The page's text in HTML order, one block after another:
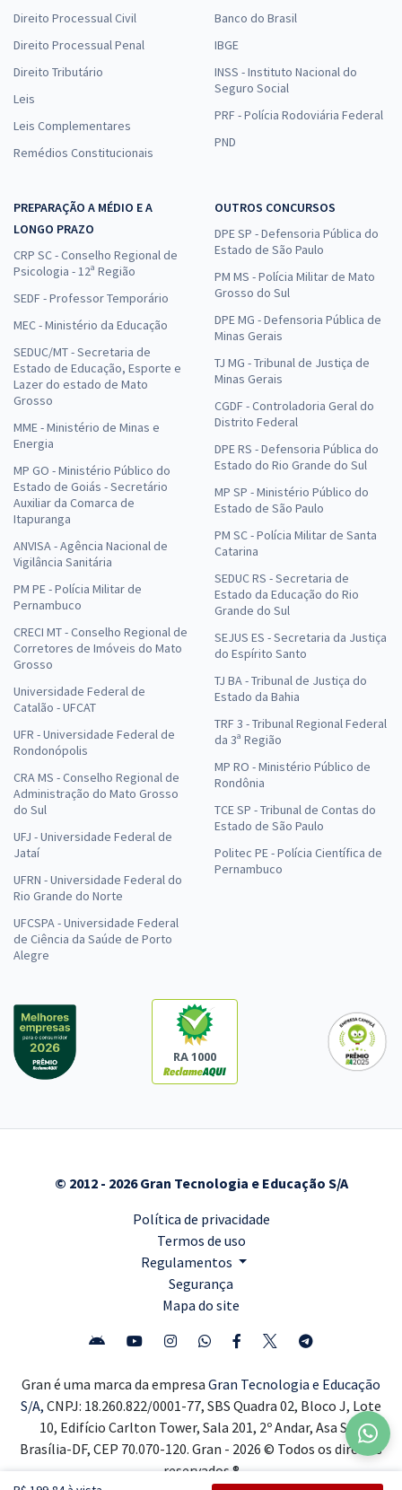
Direito Processual Civil
Direito Processual Penal
Direito Tributário
Leis
Leis Complementares
Remédios Constitucionais
Banco do Brasil
IBGE
INSS - Instituto Nacional do
Seguro Social
PRF - Polícia Rodoviária Federal
PND
PREPARAÇÃO A MÉDIO E A
LONGO PRAZO
CRP SC - Conselho Regional de
Psicologia - 12ª Região
SEDF - Professor Temporário
MEC - Ministério da Educação
SEDUC/MT - Secretaria de
Estado de Educação, Esporte e
Lazer do estado de Mato
Grosso
MME - Ministério de Minas e
Energia
MP GO - Ministério Público do
Estado de Goiás - Secretário
Auxiliar da Comarca de
Itapuranga
ANVISA - Agência Nacional de
Vigilância Sanitária
PM PE - Polícia Militar de
Pernambuco
CRECI MT - Conselho Regional de
Corretores de Imóveis do Mato
Grosso
Universidade Federal de
Catalão - UFCAT
UFR - Universidade Federal de
Rondonópolis
CRA MS - Conselho Regional de
Administração do Mato Grosso
do Sul
UFJ - Universidade Federal de
Jataí
UFRN - Universidade Federal do
Rio Grande do Norte
UFCSPA - Universidade Federal
de Ciência da Saúde de Porto
Alegre
OUTROS CONCURSOS
DPE SP - Defensoria Pública do
Estado de São Paulo
PM MS - Polícia Militar de Mato
Grosso do Sul
DPE MG - Defensoria Pública de
Minas Gerais
TJ MG - Tribunal de Justiça de
Minas Gerais
CGDF - Controladoria Geral do
Distrito Federal
DPE RS - Defensoria Pública do
Estado do Rio Grande do Sul
MP SP - Ministério Público do
Estado de São Paulo
PM SC - Polícia Militar de Santa
Catarina
SEDUC RS - Secretaria de
Estado da Educação do Rio
Grande do Sul
SEJUS ES - Secretaria da Justiça
do Espírito Santo
TJ BA - Tribunal de Justiça do
Estado da Bahia
TRF 3 - Tribunal Regional Federal
da 3ª Região
MP RO - Ministério Público de
Rondônia
TCE SP - Tribunal de Contas do
Estado de São Paulo
Politec PE - Polícia Científica de
Pernambuco
RA 1000
© 2012 - 2026 Gran Tecnologia e Educação S/A
Política de privacidade
Termos de uso
Regulamentos
Segurança
Mapa do site
Gran é uma marca da empresa Gran Tecnologia e Educação
S/A, CNPJ: 18.260.822/0001-77, SBS Quadra 02, Bloco J, Lote
10, Edifício Carlton Tower, Sala 201, 2º Andar, Asa Sul,
Brasília-DF, CEP 70.070-120. Gran - 2026 © Todos os direitos
reservados ®